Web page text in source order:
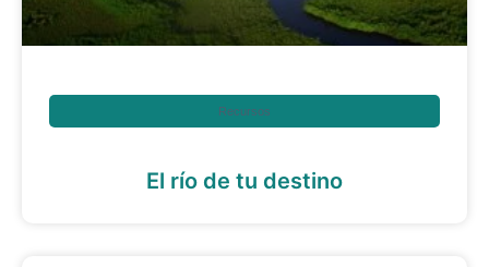
Recursos
El río de tu destino